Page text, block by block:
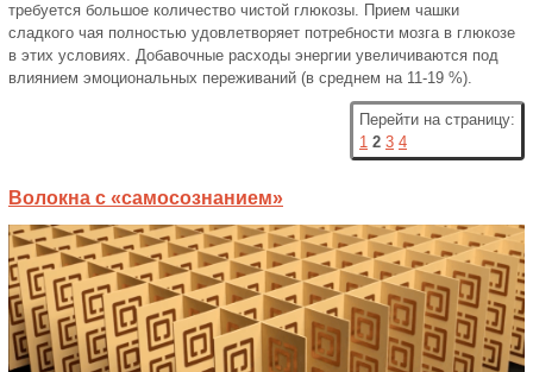
требуется большое количество чистой глюкозы. Прием чашки
сладкого чая полностью удовлетворяет потребности мозга в глюкозе
в этих условиях. Добавочные расходы энергии увеличиваются под
влиянием эмоциональных переживаний (в среднем на 11-19 %).
Перейти на страницу:
1 2 3 4
Волокна с «самосознанием»